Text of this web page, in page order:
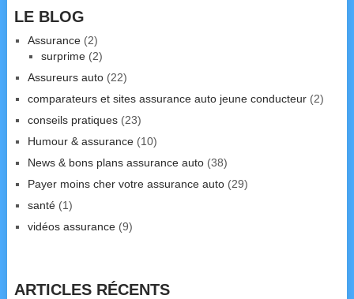
LE BLOG
Assurance(2)
surprime(2)
Assureurs auto(22)
comparateurs et sites assurance auto jeune conducteur(2)
conseils pratiques(23)
Humour & assurance(10)
News & bons plans assurance auto(38)
Payer moins cher votre assurance auto(29)
santé(1)
vidéos assurance(9)
ARTICLES RÉCENTS